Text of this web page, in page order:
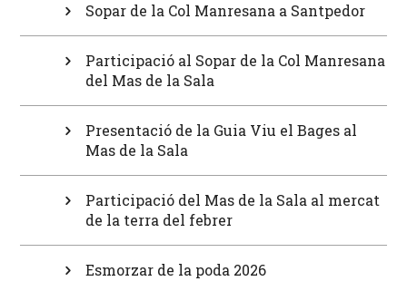
Sopar de la Col Manresana a Santpedor
Participació al Sopar de la Col Manresana
del Mas de la Sala
Presentació de la Guia Viu el Bages al
Mas de la Sala
Participació del Mas de la Sala al mercat
de la terra del febrer
Esmorzar de la poda 2026